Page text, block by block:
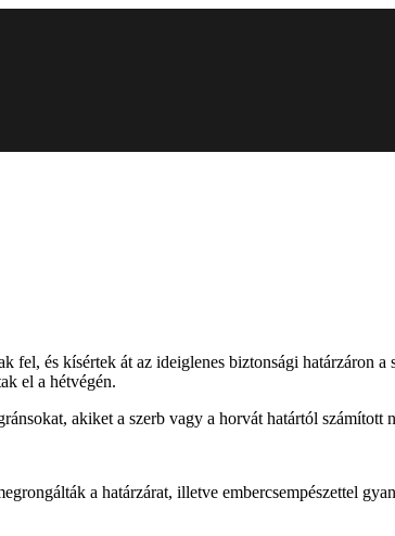
fel, és kísértek át az ideiglenes biztonsági határzáron
el a hétvégén.
akiket a szerb vagy a horvát határtól
a határzárat, illetve embercsempészettel